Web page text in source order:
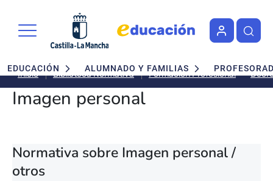
Navegación principal
EDUCACIÓN ALUMNADO Y FAMILIAS
Inicio Biblioteca Normativa Formación Profesional
Imagen personal
Normativa sobre Imagen personal /
otros